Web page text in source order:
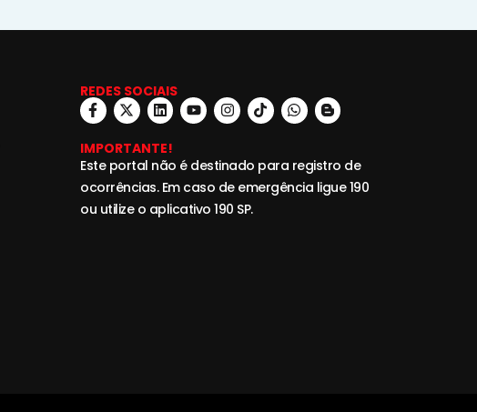
REDES SOCIAIS
IMPORTANTE!
Este portal não é destinado para registro de
ocorrências. Em caso de emergência ligue 190
ou utilize o aplicativo 190 SP.